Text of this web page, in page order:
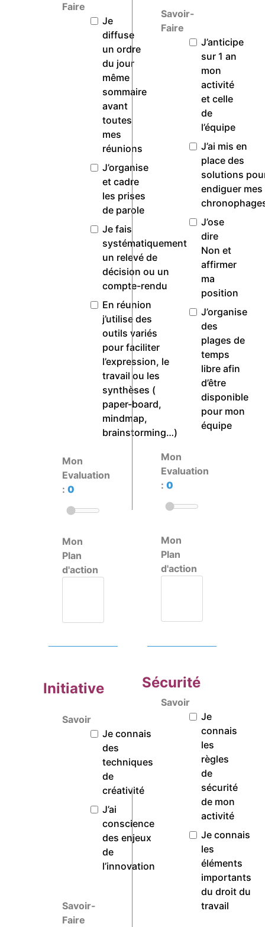
Faire
Je
diffuse
un ordre
du jour
même
sommaire
avant
toutes
mes
réunions
J’organise
et cadre
les prises
de parole
Je fais
systématiquement
un relevé de
décision ou un
compte-rendu
En réunion
j’utilise des
outils variés
pour faciliter
l’expression, le
travail ou les
synthèses (
paper-board,
mindmap,
brainstorming…)
Mon
Evaluation
: 0
Mon
Plan
d'action
Savoir-
Faire
J’anticipe
sur 1 an
mon
activité
et celle
de
l’équipe
J’ai mis en
place des
solutions
endiguer mes
J’ose
dire
Non et
affirmer
ma
position
J’organise
des
plages de
temps
libre afin
d’être
disponible
pour mon
équipe
Mon
Evaluation
: 0
Mon
Plan
d'action
Initiative
Savoir
Je connais
des
techniques
de
créativité
J’ai
conscience
des enjeux
de
l’innovation
Savoir-
Faire
Sécurité
Savoir
Je
connais
les
règles
de
sécurité
de mon
activité
Je connais
les
éléments
importants
du droit du
travail